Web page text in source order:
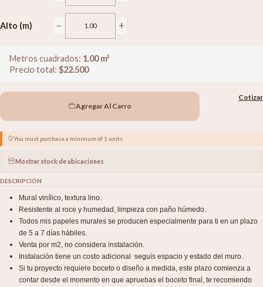
Alto (m) − +
Metros cuadrados: 1.00m²
Precio total: $22.500
Agregar Al Carro
Cotizar
You must purchase a minimum of 1 units
Mostrar stock de ubicaciones
DESCRIPCIÓN
Mural vinílico, textura lino.
Resistente al roce y humedad, limpieza con paño húmedo.
Todos mis papeles murales se producen especialmente para ti en un plazo
de 5 a 7 días hábiles.
Venta por m2, no considera instalación.
Instalación tiene un costo adicional seguís espacio y estado del muro.
Si tu proyecto requiere boceto o diseño a medida, este plazo comienza a
contar desde el momento en que apruebas el boceto final, te recomiendo